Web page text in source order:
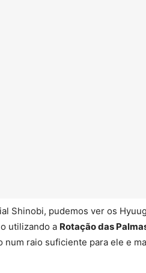
Shinobi, pudemos ver os
utilizando a Rotação das
raio suficiente para ele e